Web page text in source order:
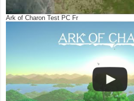
Ark of Charon Test PC Fr